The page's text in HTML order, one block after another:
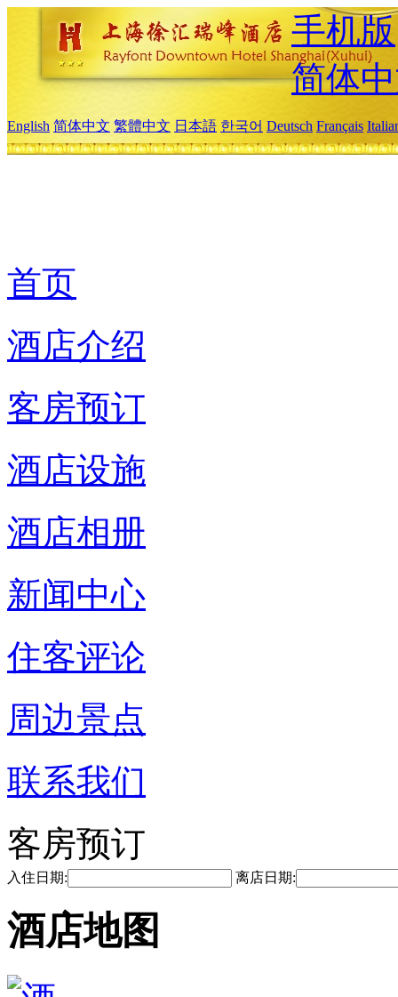
手机版
简体
English 简体中文 繁體中文 日本語 한국어 Deutsch Français
首页
酒店介绍
客房预订
酒店设施
酒店相册
新闻中心
住客评论
周边景点
联系我们
客房预订
入住日期: 离店日期:
酒店地图